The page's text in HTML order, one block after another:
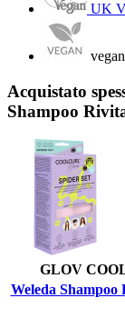
UK
vegan
Acquistato
Shampoo
GLOV
Weleda